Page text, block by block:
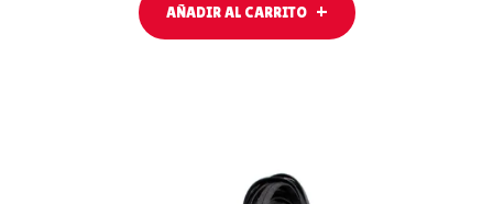
AÑADIR AL CARRITO